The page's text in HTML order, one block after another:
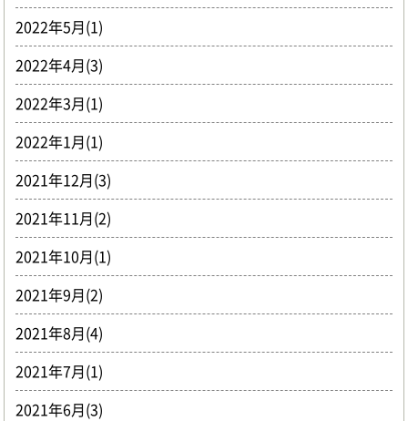
2022年5月(1)
2022年4月(3)
2022年3月(1)
2022年1月(1)
2021年12月(3)
2021年11月(2)
2021年10月(1)
2021年9月(2)
2021年8月(4)
2021年7月(1)
2021年6月(3)